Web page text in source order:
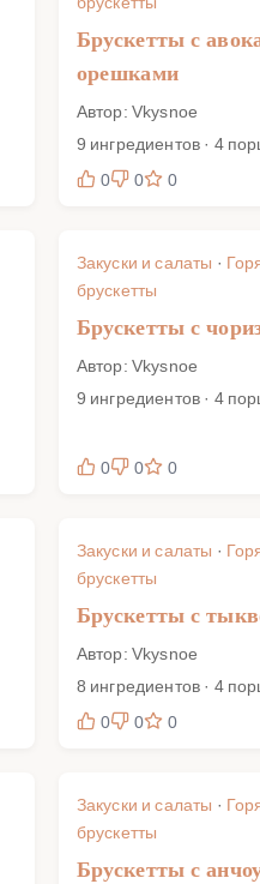
Брускетты с
орешками
Автор: Vkysnoe
9 ингредиентов · 4
0
0 0
Закуски и салаты ·
брускетты
Брускетты с
Автор: Vkysnoe
9 ингредиентов · 4
0 0 0
Закуски и салаты ·
брускетты
Брускетты с
Автор: Vkysnoe
8 ингредиентов · 4
0
0 0
Закуски и салаты ·
брускетты
Брускетты с